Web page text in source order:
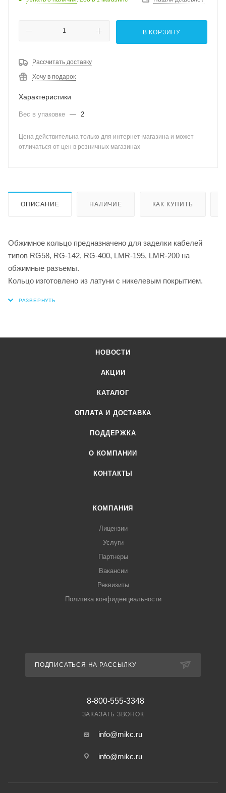
В КОРЗИНУ
Рассчитать доставку
Хочу в подарок
Характеристики
Вес в упаковке — 2
Цена действительна только для интернет-магазина и может
отличаться от цен в розничных магазинах
ОПИСАНИЕ НАЛИЧИЕ КАК КУПИТЬ
Обжимное кольцо предназначено для заделки кабелей
типов RG58, RG-142, RG-400, LMR-195, LMR-200 на
обжимные разъемы.
Кольцо изготовлено из латуни с никелевым покрытием.
НОВОСТИ
АКЦИИ
КАТАЛОГ
ОПЛАТА И ДОСТАВКА
ПОДДЕРЖКА
О КОМПАНИИ
КОНТАКТЫ
КОМПАНИЯ
Лицензии
Услуги
Партнеры
Вакансии
Реквизиты
Политика конфиденциальности
ПОДПИСАТЬСЯ НА РАССЫЛКУ
8-800-555-3348
ЗАКАЗАТЬ ЗВОНОК
info@mikc.ru
info@mikc.ru